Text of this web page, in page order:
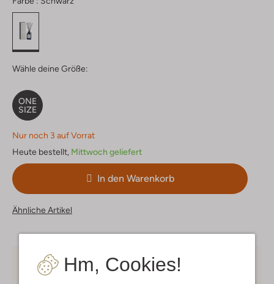
Hm, Cookies!
Wähle deine Größe:
ONE
SIZE
Nur noch 3 auf Vorrat
Heute bestellt, Mittwoch geliefert
In den Warenkorb
Ähnliche Artikel
Kostenloser Versandab € 75 für Club-Omoda
Mitglieder in Deutschland